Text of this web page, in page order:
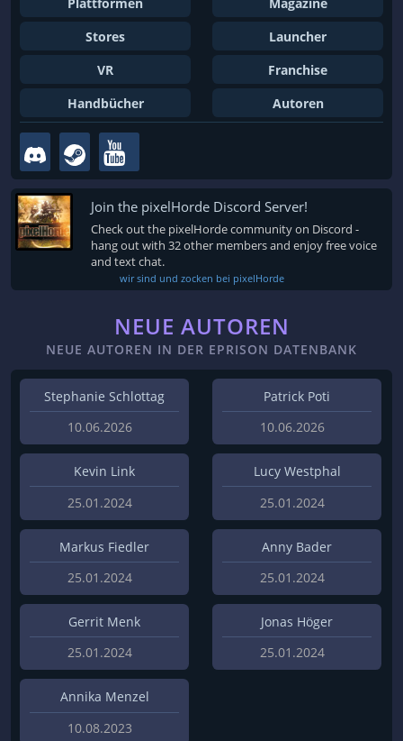
Stores
Launcher
VR
Franchise
Handbücher
Autoren
Join the pixelHorde Discord Server!
Check out the pixelHorde community on Discord -
hang out with 32 other members and enjoy free voice
and text chat.
wir sind und zocken bei pixelHorde
NEUE AUTOREN
NEUE AUTOREN IN DER EPRISON DATENBANK
Stephanie Schlottag
10.06.2026
Patrick Poti
10.06.2026
Kevin Link
25.01.2024
Lucy Westphal
25.01.2024
Markus Fiedler
25.01.2024
Anny Bader
25.01.2024
Gerrit Menk
25.01.2024
Jonas Höger
25.01.2024
Annika Menzel
10.08.2023